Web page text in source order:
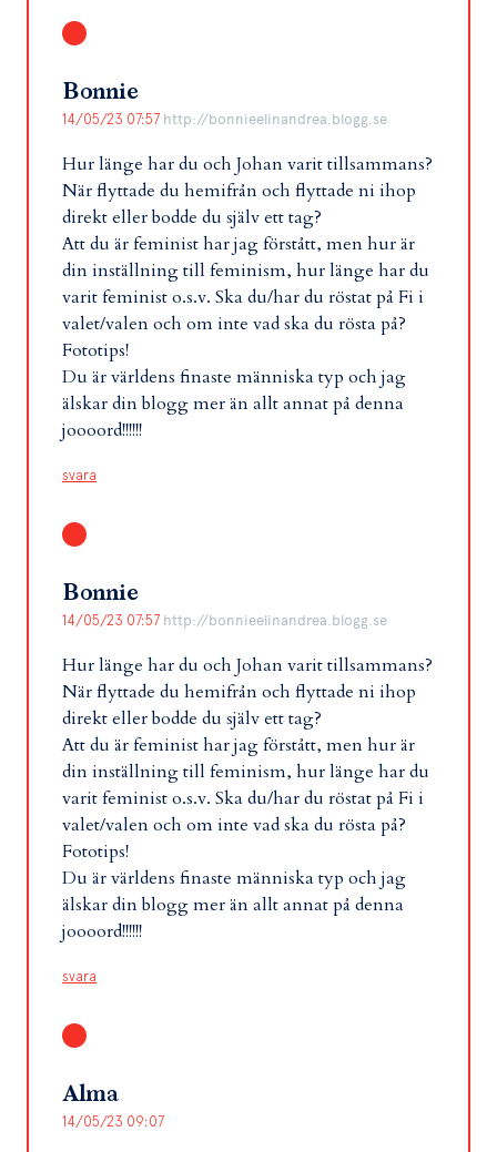
Bonnie
14/05/23 07:57 http://bonnieelinandrea.blogg.se
Hur länge har du och Johan varit tillsammans?
När flyttade du hemifrån och flyttade ni ihop
direkt eller bodde du själv ett tag?
Att du är feminist har jag förstått, men hur är
din inställning till feminism, hur länge har du
varit feminist o.s.v. Ska du/har du röstat på Fi i
valet/valen och om inte vad ska du rösta på?
Fototips!
Du är världens finaste människa typ och jag
älskar din blogg mer än allt annat på denna
joooord!!!!!!
svara
Bonnie
14/05/23 07:57 http://bonnieelinandrea.blogg.se
Hur länge har du och Johan varit tillsammans?
När flyttade du hemifrån och flyttade ni ihop
direkt eller bodde du själv ett tag?
Att du är feminist har jag förstått, men hur är
din inställning till feminism, hur länge har du
varit feminist o.s.v. Ska du/har du röstat på Fi i
valet/valen och om inte vad ska du rösta på?
Fototips!
Du är världens finaste människa typ och jag
älskar din blogg mer än allt annat på denna
joooord!!!!!!
svara
Alma
14/05/23 09:07